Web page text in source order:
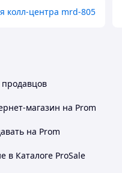
колл-центра mrd-805
магазин на Prom
на Prom
в Каталоге ProSale